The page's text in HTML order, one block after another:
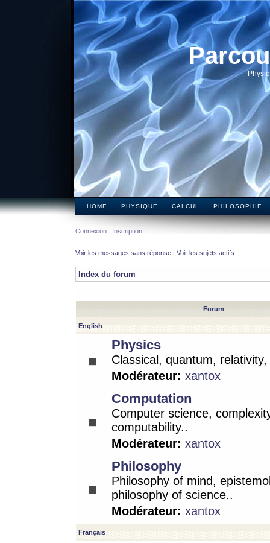
HOME PHYSIQUE CALCUL PHILOSOPHIE
Connexion Inscription
Voir les messages sans réponse | Voir les sujets actifs
Index du forum
Forum
English
Physics
Classical, quantum,
Modérateur: xantox
Computation
Computer science,
computability..
Modérateur: xantox
Philosophy
Philosophy of mind,
philosophy of science..
Modérateur: xantox
Français